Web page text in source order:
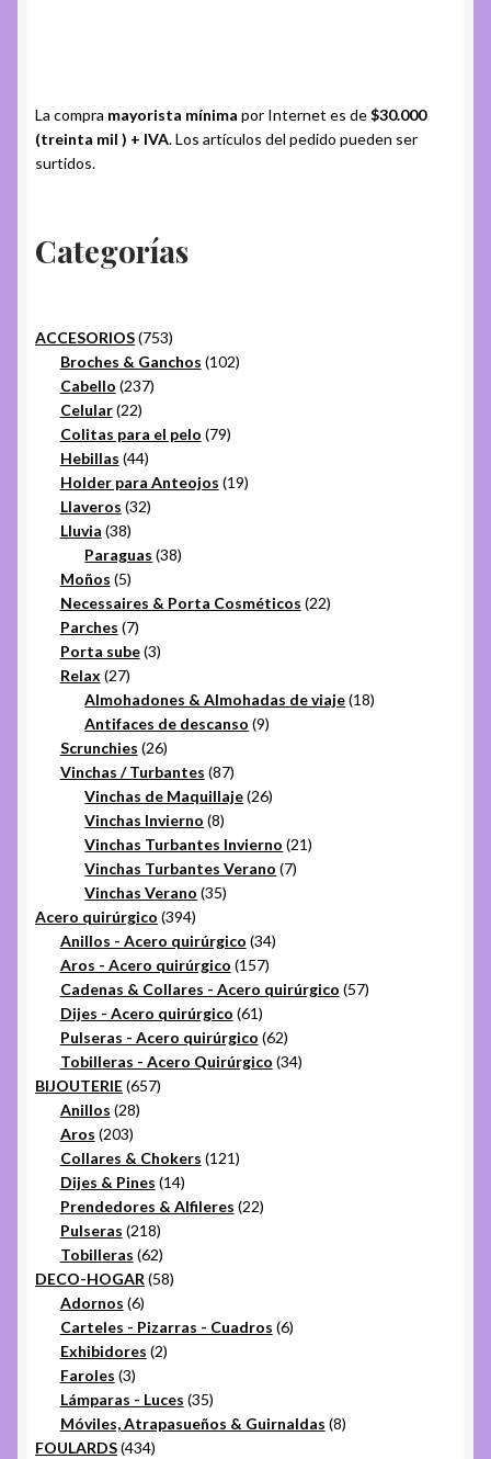
opciones
se
La compra mayorista mínima por Internet es de$30.000
(treinta mil ) + IVA. Los artículos del pedido pueden ser
surtidos.
Categorías
ACCESORIOS 753753
productos
Broches & Ganchos 102102
Cabello 237237
Celular 2222
productos
Colitas para el pelo 7979
Hebillas 4444
productos
Holder para Anteojos 1919
Llaveros 3232
Lluvia 3838
productos
Paraguas 3838
Moños 55
productos
Necessaires & Porta Cosméticos 2222
Parches 77
productos
Porta sube 33
Relax 2727
productos
Almohadones & Almohadas de viaje 1818
Antifaces de descanso 99
Scrunchies 2626
productos
Vinchas / Turbantes 8787
productos
Vinchas de Maquillaje 2626
Vinchas Invierno 88
productos
Vinchas Turbantes Invierno 2121
Vinchas Turbantes Verano 77
Vinchas Verano 3535
Acero quirúrgico 394394
productos
Anillos - Acero quirúrgico 3434
Aros - Acero quirúrgico 157157
productos
Cadenas & Collares - Acero quirúrgico 5757
Dijes - Acero quirúrgico 6161
productos
Pulseras - Acero quirúrgico 6262
productos
Tobilleras - Acero Quirúrgico 3434
BIJOUTERIE 657657
Anillos 2828
Aros 203203
productos
Collares & Chokers 121121
Dijes & Pines 1414
productos
Prendedores & Alfileres 2222
Pulseras 218218
productos
Tobilleras 6262
productos
DECO-HOGAR 5858
Adornos 66
productos
Carteles - Pizarras - Cuadros 66
Exhibidores 22
Faroles 33
productos
Lámparas - Luces 3535
productos
Móviles, Atrapasueños & Guirnaldas 88
FOULARDS 434434